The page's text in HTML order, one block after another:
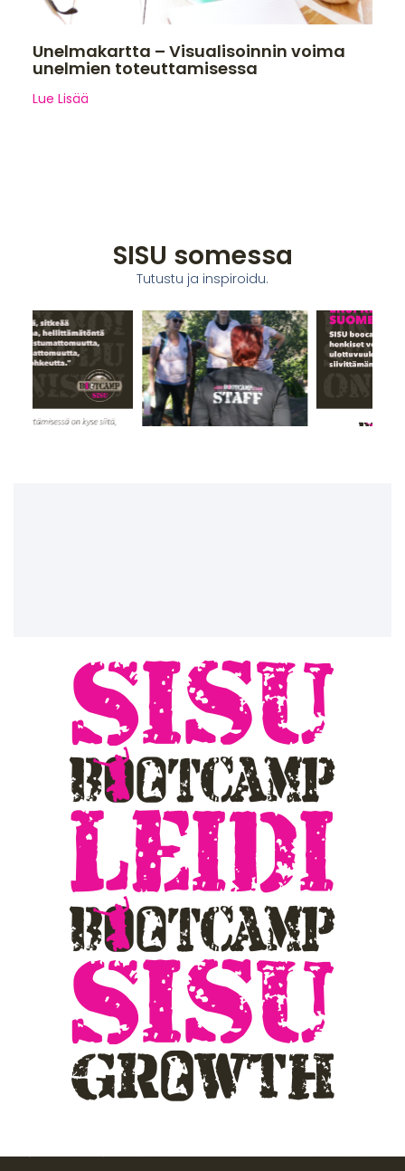
Unelmakartta – Visualisoinnin voima
unelmien toteuttamisessa
Lue Lisää
SISU somessa
Tutustu ja inspiroidu.